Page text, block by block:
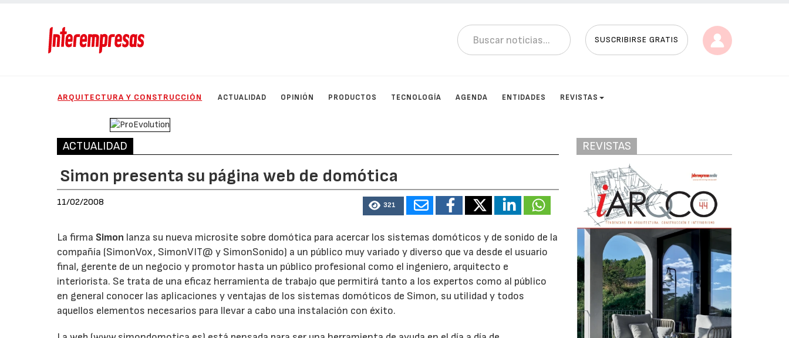
SUSCRIBIRSE GRATIS
ARQUITECTURA Y CONSTRUCCIÓN ACTUALIDAD OPINIÓN PRODUCTOS TECNOLOGÍA AGENDA ENTIDADES REVISTAS
ACTUALIDAD
Simon presenta su página web de domótica
11/02/2008 321
La firma Simon lanza su nueva microsite sobre domótica para acercar los sistemas domóticos y de sonido de la
compañía (SimonVox, SimonVIT@ y SimonSonido) a un público muy variado y diverso que va desde el usuario
final, gerente de un negocio y promotor hasta un público profesional como el ingeniero, arquitecto e
interiorista. Se trata de una eficaz herramienta de trabajo que permitirá tanto a los expertos como al público
en general conocer las aplicaciones y ventajas de los sistemas domóticos de Simon, su utilidad y todos
aquellos elementos necesarios para llevar a cabo una instalación con éxito.
REVISTAS